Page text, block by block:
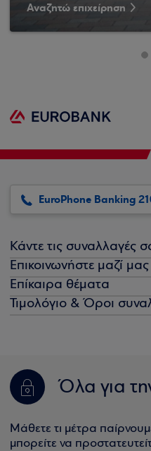
Αναζητώ επιχείρηση
EuroPhone Banking
Κάντε τις συναλλαγές
Επικοινωνήστε μαζί μας
Επίκαιρα θέματα
Τιμολόγιο & Όροι
Όλα για
Μάθετε τι μέτρα
μπορείτε να